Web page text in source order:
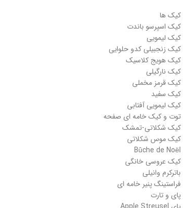
کیک ها
کیک اسپرسو باندت
کیک لیمویی
کیک زنجبیلی کدو حلوایی
کیک هویج کلاسیک
کیک نارگیلی
کیک قرمز مخملی
کیک سفید
کیک لیمویی آفتابی
توت و کیک خامه ای صفحه
کیک شکلاتی-تمشک
کیک موس شکلاتی
Bûche de Noël
کیک عروسی خانگی
باترکرم وانیلی
فراستینگ پنیر خامه ای
پای و تارت